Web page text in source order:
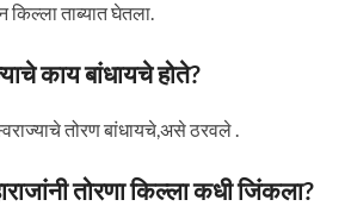
किल्ला ताब्यात घेतला.
काय बांधायचे होते?
तोरण बांधायचे,असे ठरवले .
तोरणा किल्ला कधी जिंकला?